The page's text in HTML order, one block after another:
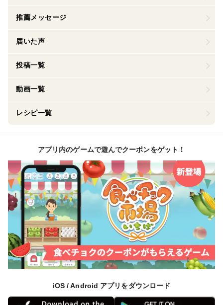
推薦メッセージ
届いた声
投稿一覧
動画一覧
レシピ一覧
アプリ内のゲームで遊んでクーポンをゲット！
iOS / Android アプリをダウンロード